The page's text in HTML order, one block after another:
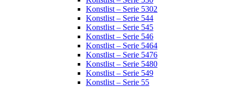
Konstlist – Serie 5302
Konstlist – Serie 544
Konstlist – Serie 545
Konstlist – Serie 546
Konstlist – Serie 5464
Konstlist – Serie 5476
Konstlist – Serie 5480
Konstlist – Serie 549
Konstlist – Serie 55